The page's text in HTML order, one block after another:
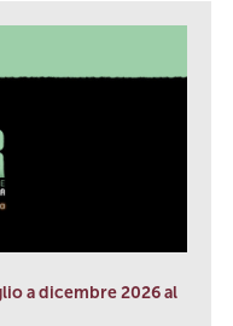
a dicembre 2026 al